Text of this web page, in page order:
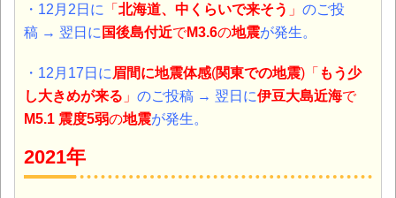
・12月2日に 「 北海道、中くらいで来そう 」 のご投
稿 → 翌日に 国後島付近でM3.6の地震が発生。
・12月17日に 眉間に地震体感(関東での地震)「 もう少
し大きめが来る 」 のご投稿 → 翌日に伊豆大島近海で
M5.1 震度5弱の地震が発生。
2021年